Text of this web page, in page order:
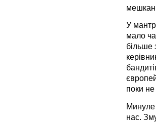
У
мало
більше
поки не
Минуле
нас.